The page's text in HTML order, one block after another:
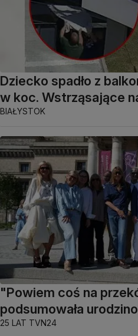
Dziecko spadło z
w koc. Wstrząsające
BIAŁYSTOK
"Powiem coś na
podsumowała
25 LAT TVN24